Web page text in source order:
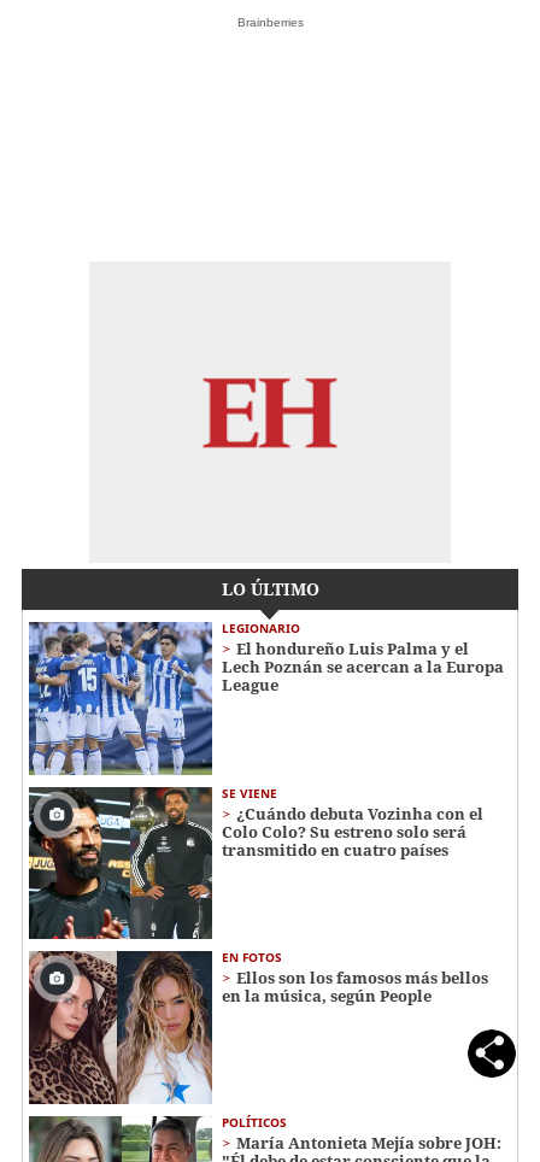
Brainberries
LO ÚLTIMO
LEGIONARIO
El hondureño Luis Palma y el
Lech Poznán se acercan a la Europa
League
SE VIENE
¿Cuándo debuta Vozinha con el
Colo Colo? Su estreno solo será
transmitido en cuatro países
EN FOTOS
Ellos son los famosos más bellos
en la música, según People
POLÍTICOS
María Antonieta Mejía sobre JOH: